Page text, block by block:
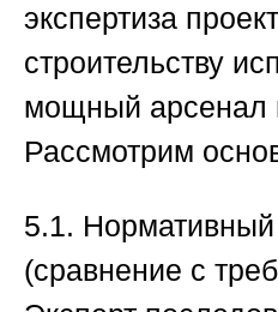
экспертиза
строительству
мощный арсенал
Рассмотрим
5.1.
(сравнение с